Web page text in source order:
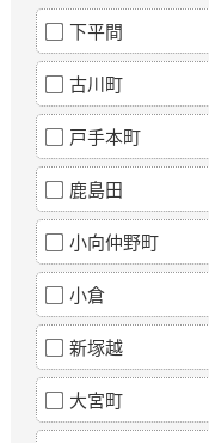
下平間
古川町
戸手本町
鹿島田
小向仲野町
小倉
新塚越
大宮町